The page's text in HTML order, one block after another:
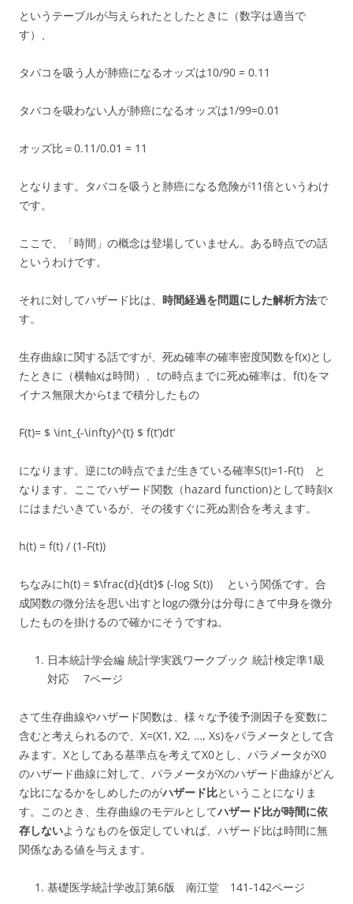
というテーブルが与えられたとしたときに（数字は適当で
す）、
タバコを吸う人が肺癌になるオッズは10/90 = 0.11
タバコを吸わない人が肺癌になるオッズは1/99=0.01
オッズ比＝0.11/0.01 = 11
となります。タバコを吸うと肺癌になる危険が11倍というわけ
です。
ここで、「時間」の概念は登場していません。ある時点での話
というわけです。
それに対してハザード比は、 時間経過を問題にした解析方法で
す。
生存曲線に関する話ですが、死ぬ確率の確率密度関数をf(x)とし
たときに（横軸xは時間）、tの時点までに死ぬ確率は、f(t)をマ
イナス無限大からtまで積分したもの
F(t)= $ \int_{-\infty}^{t} $ f(t’)dt’
になります。逆にtの時点でまだ生きている確率S(t)=1-F(t) と
なります。ここでハザード関数（hazard function)として時刻x
にはまだいきているが、その後すぐに死ぬ割合を考えます。
h(t) = f(t) / (1-F(t))
ちなみにh(t) = $\frac{d}{dt}$ (-log S(t)) という関係です。合
成関数の微分法を思い出すとlogの微分は分母にきて中身を微分
したものを掛けるので確かにそうですね。
日本統計学会編 統計学実践ワークブック 統計検定準1級
対応 7ページ
さて生存曲線やハザード関数は、様々な予後予測因子を変数に
含むと考えられるので、X=(X1, X2, …, Xs)をパラメータとして含
みます。Xとしてある基準点を考えてX0とし、パラメータがX0
のハザード曲線に対して、パラメータがXのハザード曲線がどん
な比になるかをしめしたのがハザード比ということになりま
す。このとき、生存曲線のモデルとしてハザード比が時間に依
存しないようなものを仮定していれば、ハザード比は時間に無
関係なある値を与えます。
基礎医学統計学改訂第6版 南江堂 141-142ページ